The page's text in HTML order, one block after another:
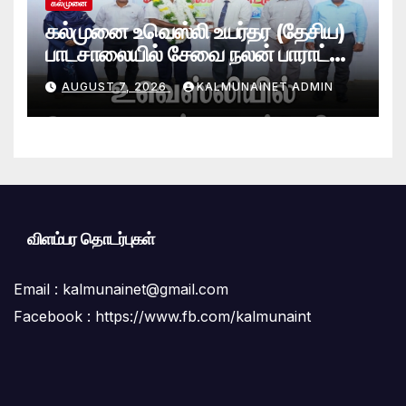
கல்முனை
கல்முனை உவெஸ்லி உயர்தர (தேசிய)
பாடசாலையில் சேவை நலன் பாராட்டு
விழா சிறப்பாக நடைபெற்றது
AUGUST 7, 2026 KALMUNAINET ADMIN
விளம்பர தொடர்புகள்
Email : kalmunainet@gmail.com
Facebook : https://www.fb.com/kalmunaint